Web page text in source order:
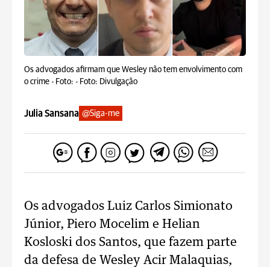
Os advogados afirmam que Wesley não tem envolvimento com
o crime - Foto: - Foto: Divulgação
Julia Sansana @Siga-me
Os advogados Luiz Carlos Simionato
Júnior, Piero Mocelim e Helian
Kosloski dos Santos, que fazem parte
da defesa de Wesley Acir Malaquias,